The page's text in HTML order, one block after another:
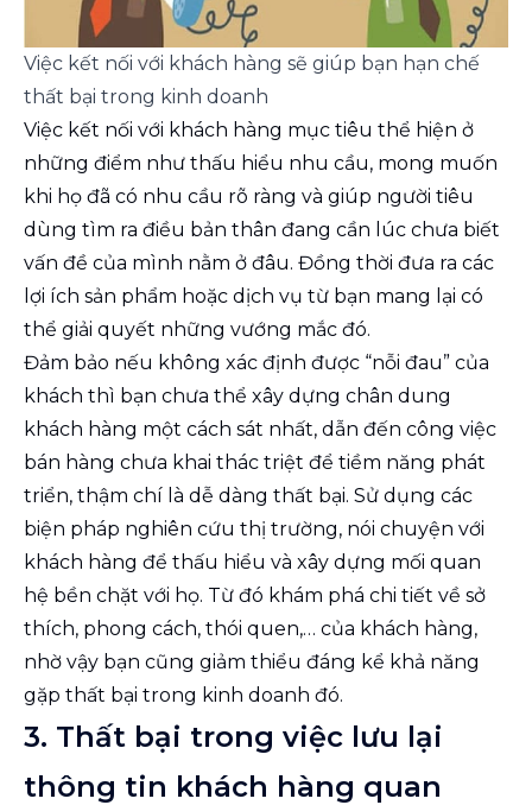
Việc kết nối với khách hàng sẽ giúp bạn hạn chế
thất bại trong kinh doanh
Việc kết nối với khách hàng mục tiêu thể hiện ở
những điểm như thấu hiểu nhu cầu, mong muốn
khi họ đã có nhu cầu rõ ràng và giúp người tiêu
dùng tìm ra điều bản thân đang cần lúc chưa biết
vấn đề của mình nằm ở đâu. Đồng thời đưa ra các
lợi ích sản phẩm hoặc dịch vụ từ bạn mang lại có
thể giải quyết những vướng mắc đó.
Đảm bảo nếu không xác định được “nỗi đau” của
khách thì bạn chưa thể xây dựng chân dung
khách hàng một cách sát nhất, dẫn đến công việc
bán hàng chưa khai thác triệt để tiềm năng phát
triển, thậm chí là dễ dàng thất bại. Sử dụng các
biện pháp nghiên cứu thị trường, nói chuyện với
khách hàng để thấu hiểu và xây dựng mối quan
hệ bền chặt với họ. Từ đó khám phá chi tiết về sở
thích, phong cách, thói quen,… của khách hàng,
nhờ vậy bạn cũng giảm thiểu đáng kể khả năng
gặp thất bại trong kinh doanh đó.
3. Thất bại trong việc lưu lại
thông tin khách hàng quan